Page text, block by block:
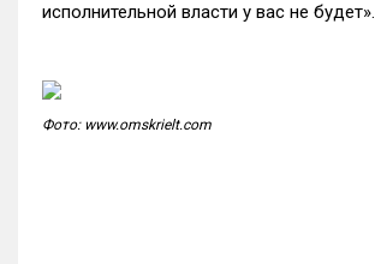
исполнительной власти у вас не будет».
Фото: www.omskrielt.com